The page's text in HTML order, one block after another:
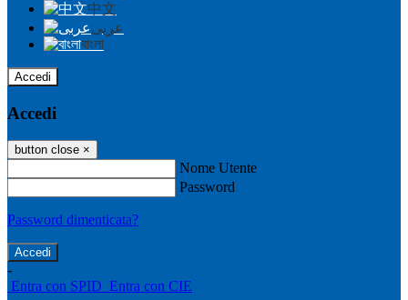
中文
عربى
বাংলা
Accedi
Accedi
button close ×
Nome Utente
Password
Password dimenticata?
-
Entra con SPID Entra con CIE